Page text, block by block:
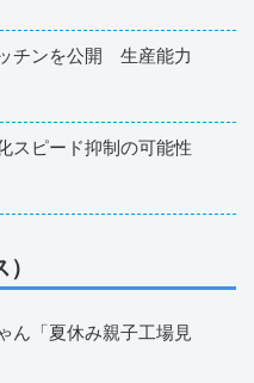
チンを公開 生産能力
スピード抑制の可能性
ん「夏休み親子工場見